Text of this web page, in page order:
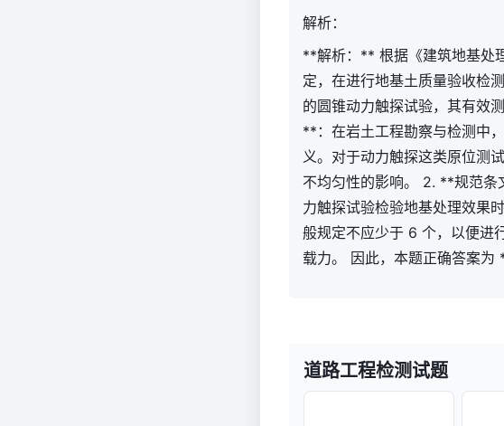
解析：
**解析：** 根据《建筑地基处
定，在进行地基土质量验收检
的圆锥动力触探试验，其有效
**：在岩土工程勘察与检测中
义。对于动力触探这类原位测
不均匀性的影响。 2. **规范条
力触探试验检验地基处理效果
般规定不应少于 6 个，以便进
载力。 因此，本题正确答案为
道路工程检测试题